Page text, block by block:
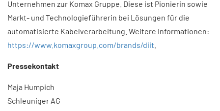
Unternehmen zur Komax Gruppe. Diese ist Pionierin sowie
Markt- und Technologieführerin bei Lösungen für die
automatisierte Kabelverarbeitung. Weitere Informationen:
https://www.komaxgroup.com/brands/diit
Pressekontakt
Maja Humpich
Schleuniger AG